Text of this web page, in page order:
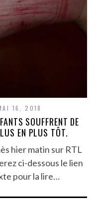
16, 2018
SOUFFRENT DE
EN PLUS TÔT.
hier matin sur RTL
ci-dessous le lien
pour la lire…